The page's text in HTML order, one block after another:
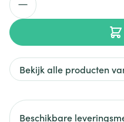
Bekijk alle producten
Beschikbare